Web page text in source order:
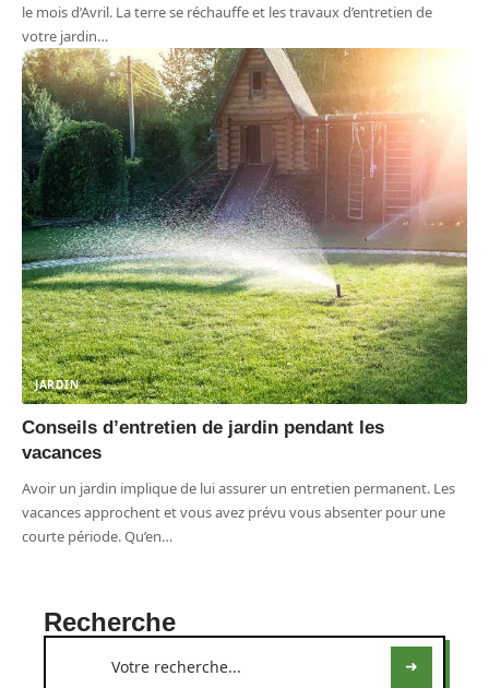
le mois d’Avril. La terre se réchauffe et les travaux d’entretien de
votre jardin…
JARDIN
Conseils d’entretien de jardin pendant les
vacances
Avoir un jardin implique de lui assurer un entretien permanent. Les
vacances approchent et vous avez prévu vous absenter pour une
courte période. Qu’en…
Recherche